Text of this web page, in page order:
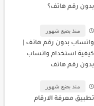
بدون رقم هاتف؟
منذ بضع شهور
واتساب بدون رقم هاتف |
كيفية استخدام واتساب
بدون رقم هاتف
منذ بضع شهور
تطبيق معرفة الارقام